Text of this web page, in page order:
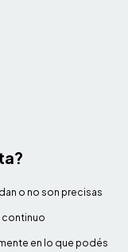
o no son precisas
continuo
en lo que podés